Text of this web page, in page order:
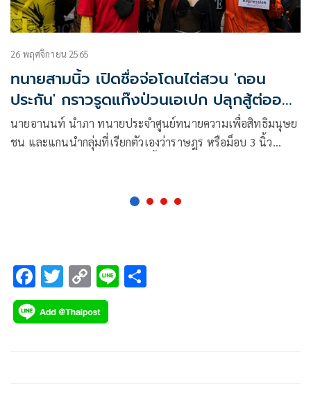
26 พฤศจิกายน 2565
ทนายสามนิ้ว เปิดชื่อจ่อโดนไต่สวน 'ถอน
ประกัน' กราวรูดแก๊งป่วนเอเปก ปลุกสู้ต่ออย่า
กลัว
นายอานนท์ นำภา ทนายประจำศูนย์ทนายความเพื่อสิทธิมนุษย
ชน และแกนนำกลุ่มที่เรียกตัวเองว่าราษฎร หรือม็อบ 3 นิ้ว
F
ac
e
T
wi
tt
C
o
p
Li